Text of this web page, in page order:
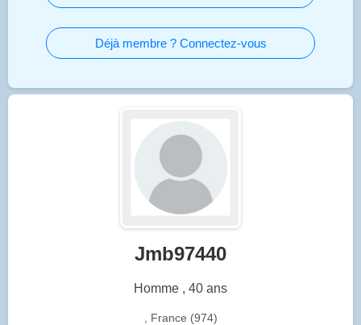
Déjà membre ? Connectez-vous
Jmb97440
Homme , 40 ans
, France (974)